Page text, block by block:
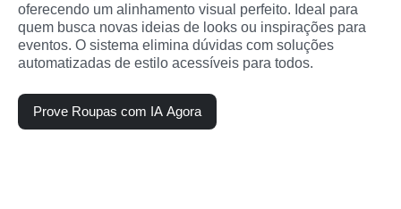
oferecendo um alinhamento visual perfeito. Ideal para
quem busca novas ideias de looks ou inspirações para
eventos. O sistema elimina dúvidas com soluções
automatizadas de estilo acessíveis para todos.
Prove Roupas com IA Agora